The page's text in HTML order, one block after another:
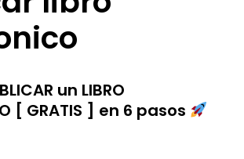
un LIBRO
[ GRATIS ] en 6 pasos